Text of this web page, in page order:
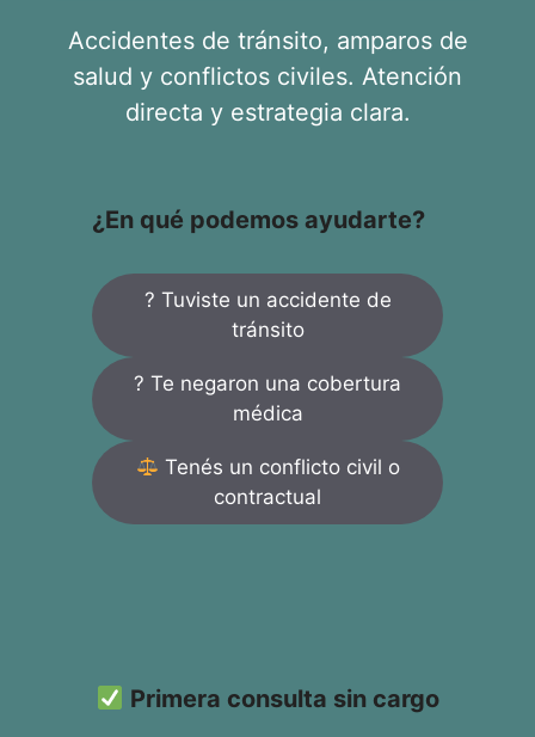
Accidentes de tránsito, amparos de
salud y conflictos civiles. Atención
directa y estrategia clara.
¿En qué podemos ayudarte?
? Tuviste un accidente de
tránsito
? Te negaron una cobertura
médica
Tenés un conflicto civil o
contractual
Primera consulta sin cargo